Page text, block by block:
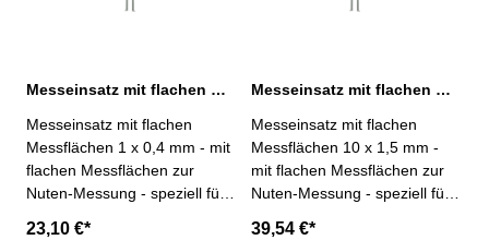
Messeinsatz mit flachen Messflächen 1 x 0,4 mm zur Nuten-Messung
Messeinsatz mit flachen
Messflächen 1 x 0,4 mm - mit
flachen Messflächen zur
Nuten-Messung - speziell für
Messschieber Serie 240.201-
23,10 €*
Messeinsatz mit flachen Messflächen 10 x 1,5 mm zur Nuten-Messung
Messeinsatz mit flachen
Messflächen 10 x 1,5 mm -
mit flachen Messflächen zur
Nuten-Messung - speziell für
Messschieber Serie 240.201-
39,54 €*